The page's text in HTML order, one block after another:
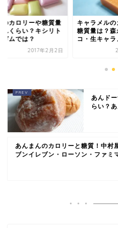
のカロリーや糖質量
れくらい？キシリト
ガムでは？
2017年2月2日
キャラメル
糖質量は？森
コ・生キャラ
あんド
らい？
あんまんのカロリーと糖質！中村
ブンイレブン・ローソン・ファミ